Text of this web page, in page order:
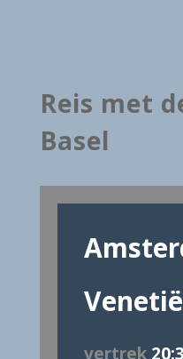
Reis met
Basel
Venetië
vertrek